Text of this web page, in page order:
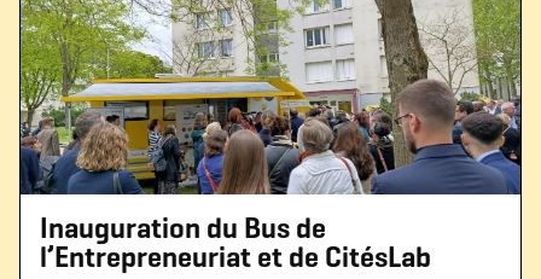
Inauguration du Bus de
l’Entrepreneuriat et de CitésLab